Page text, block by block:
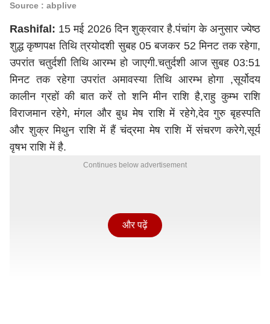
Source : abplive
Rashifal: 15 मई 2026 दिन शुक्रवार है.पंचांग के अनुसार ज्येष्ठ
शुद्ध कृष्णपक्ष तिथि त्रयोदशी सुबह 05 बजकर 52 मिनट तक रहेगा,
उपरांत चतुर्दशी तिथि आरम्भ हो जाएगी.चतुर्दशी आज सुबह 03:51
मिनट तक रहेगा उपरांत अमावस्या तिथि आरम्भ होगा ,सूर्योदय
कालीन ग्रहों की बात करें तो शनि मीन राशि है,राहु कुम्भ राशि
विराजमान रहेगे, मंगल और बुध मेष राशि में रहेगे,देव गुरु बृहस्पति
और शुक्र मिथुन राशि में हैं चंद्रमा मेष राशि में संचरण करेगे,सूर्य
वृषभ राशि में है.
Continues below advertisement
और पढ़ें